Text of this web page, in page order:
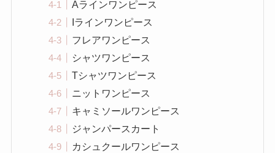
Aラインワンピース
Iラインワンピース
フレアワンピース
シャツワンピース
Tシャツワンピース
ニットワンピース
キャミソールワンピース
ジャンパースカート
カシュクールワンピース